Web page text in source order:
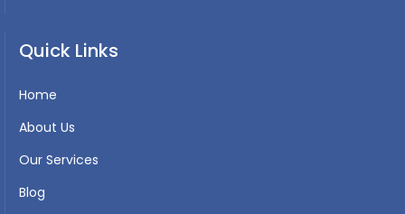
Quick Links
Home
About Us
Our Services
Blog